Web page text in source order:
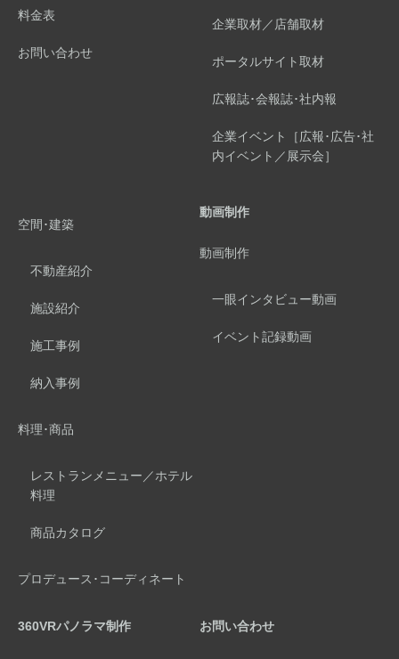
料金表
お問い合わせ
企業取材／店舗取材
ポータルサイト取材
広報誌･会報誌･社内報
企業イベント［広報･広告･社
内イベント／展示会］
空間･建築
不動産紹介
施設紹介
施工事例
納入事例
料理･商品
レストランメニュー／ホテル
料理
商品カタログ
プロデュース･コーディネート
動画制作
動画制作
一眼インタビュー動画
イベント記録動画
360VRパノラマ制作 お問い合わせ